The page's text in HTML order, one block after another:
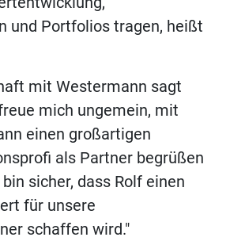
und Portfolios tragen, heißt
mit Westermann sagt
mich ungemein, mit
einen großartigen
als Partner begrüßen
sicher, dass Rolf einen
für unsere
schaffen wird."